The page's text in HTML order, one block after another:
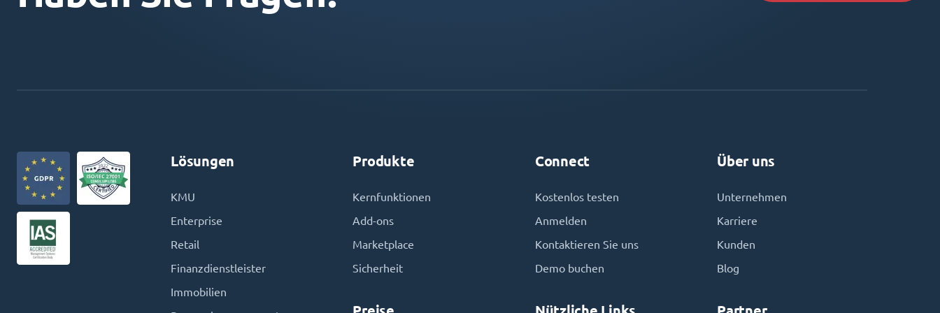
Lösungen
KMU
Enterprise
Retail
Finanzdienstleister
Immobilien
Produkte
Kernfunktionen
Add-ons
Marketplace
Sicherheit
Connect
Kostenlos testen
Anmelden
Kontaktieren Sie uns
Demo buchen
Über uns
Unternehmen
Karriere
Kunden
Blog